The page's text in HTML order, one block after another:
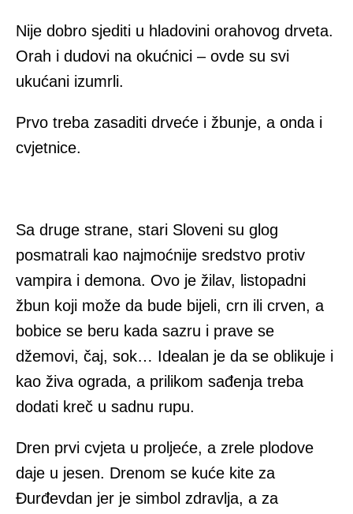
Nije dobro sjediti u hladovini orahovog drveta.
Orah i dudovi na okućnici – ovde su svi
ukućani izumrli.
Prvo treba zasaditi drveće i žbunje, a onda i
cvjetnice.
Sa druge strane, stari Sloveni su glog
posmatrali kao najmoćnije sredstvo protiv
vampira i demona. Ovo je žilav, listopadni
žbun koji može da bude bijeli, crn ili crven, a
bobice se beru kada sazru i prave se
džemovi, čaj, sok… Idealan je da se oblikuje i
kao živa ograda, a prilikom sađenja treba
dodati kreč u sadnu rupu.
Dren prvi cvjeta u proljeće, a zrele plodove
daje u jesen. Drenom se kuće kite za
Đurđevdan jer je simbol zdravlja, a za